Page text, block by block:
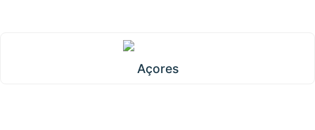
Açores